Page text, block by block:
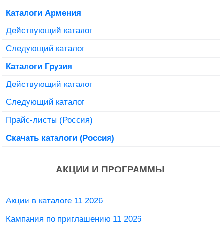
Каталоги Армения
Действующий каталог
Следующий каталог
Каталоги Грузия
Действующий каталог
Следующий каталог
Прайс-листы (Россия)
Скачать каталоги (Россия)
АКЦИИ И ПРОГРАММЫ
Акции в каталоге 11 2026
Кампания по приглашению 11 2026